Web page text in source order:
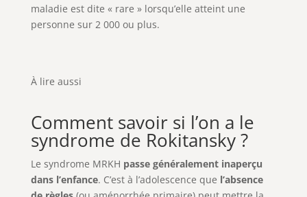
maladie est dite « rare » lorsqu’elle atteint une
personne sur 2 000 ou plus.
À lire aussi
Comment savoir si l’on a le
syndrome de Rokitansky ?
Le syndrome MRKH passe généralement inaperçu
dans l’enfance. C’est à l’adolescence que l’absence